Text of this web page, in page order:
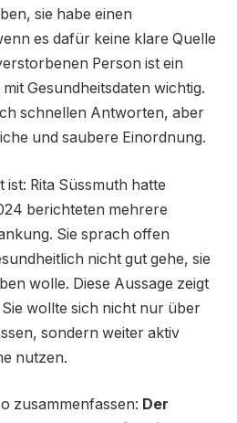
sie habe einen
es dafür keine klare Quelle
Person ist ein
Gesundheitsdaten wichtig.
schnellen Antworten, aber
und saubere Einordnung.
Rita Süssmuth hatte
berichteten mehrere
Sie sprach offen
nicht gut gehe, sie
wolle. Diese Aussage zeigt
wollte sich nicht nur über
sondern weiter aktiv
nutzen.
zusammenfassen: Der